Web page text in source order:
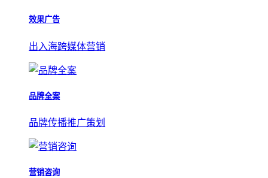
效果广告
出入海跨媒体营销
品牌全案
品牌传播推广策划
营销咨询